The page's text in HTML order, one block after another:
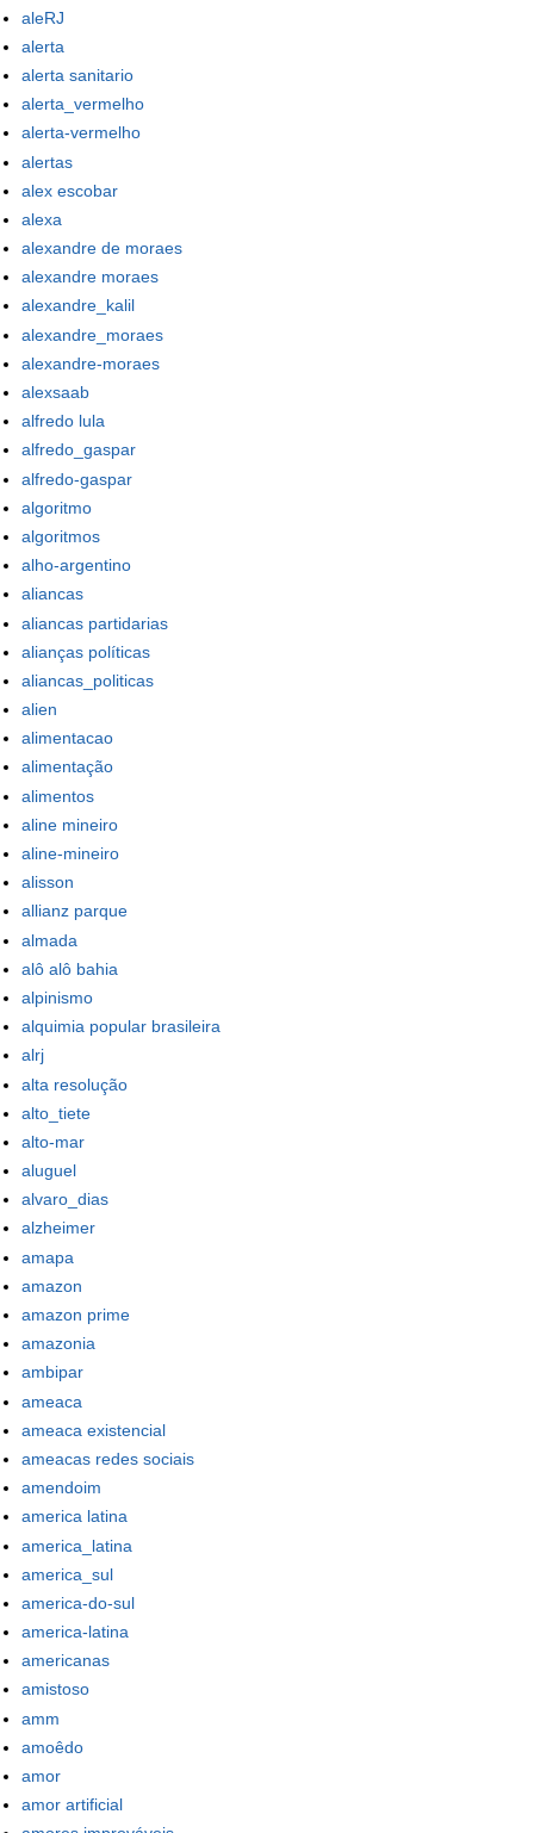
aleRJ
alerta
alerta sanitario
alerta_vermelho
alerta-vermelho
alertas
alex escobar
alexa
alexandre de moraes
alexandre moraes
alexandre_kalil
alexandre_moraes
alexandre-moraes
alexsaab
alfredo lula
alfredo_gaspar
alfredo-gaspar
algoritmo
algoritmos
alho-argentino
aliancas
aliancas partidarias
alianças políticas
aliancas_politicas
alien
alimentacao
alimentação
alimentos
aline mineiro
aline-mineiro
alisson
allianz parque
almada
alô alô bahia
alpinismo
alquimia popular brasileira
alrj
alta resolução
alto_tiete
alto-mar
aluguel
alvaro_dias
alzheimer
amapa
amazon
amazon prime
amazonia
ambipar
ameaca
ameaca existencial
ameacas redes sociais
amendoim
america latina
america_latina
america_sul
america-do-sul
america-latina
americanas
amistoso
amm
amoêdo
amor
amor artificial